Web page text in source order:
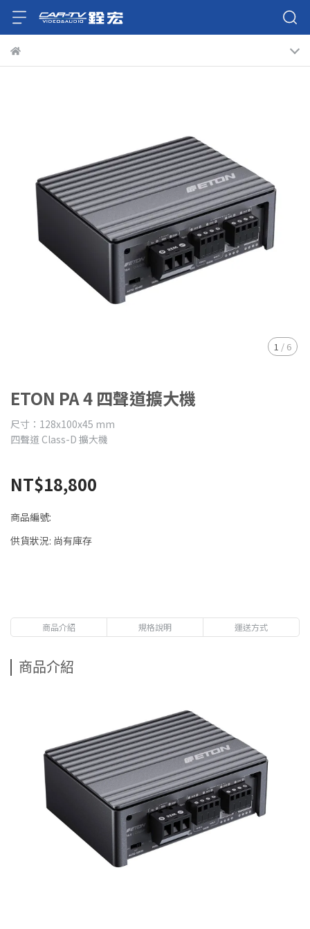
1 / 6
ETON PA 4 四聲道擴大機
尺寸：128x100x45 mm
四聲道 Class-D 擴大機
NT$18,800
商品編號:
供貨狀況: 尚有庫存
商品介紹 規格說明 運送方式
商品介紹